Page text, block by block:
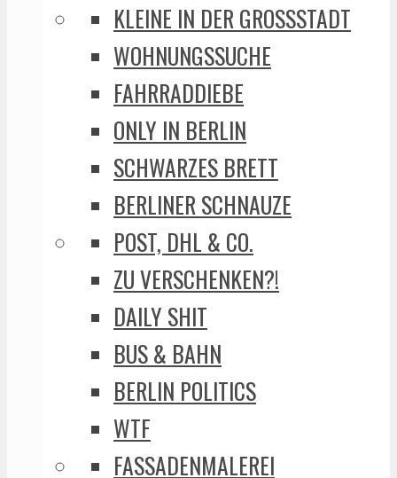
KLEINE IN DER GROSSSTADT
WOHNUNGSSUCHE
FAHRRADDIEBE
ONLY IN BERLIN
SCHWARZES BRETT
BERLINER SCHNAUZE
POST, DHL & CO.
ZU VERSCHENKEN?!
DAILY SHIT
BUS & BAHN
BERLIN POLITICS
WTF
FASSADENMALEREI